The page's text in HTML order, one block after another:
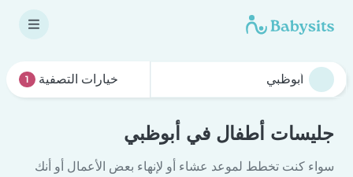
خيارات التصفية 1
جليسات أطفال في أبوظبي
سواء كنت تخطط لموعد عشاء أو لإنهاء بعض الأعمال أو أنك